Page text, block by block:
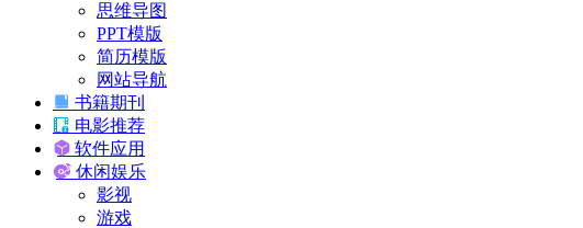
思维导图
PPT模版
简历模版
网站导航
书籍期刊
电影推荐
软件应用
休闲娱乐
影视
游戏